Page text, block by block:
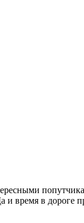
и время в дороге